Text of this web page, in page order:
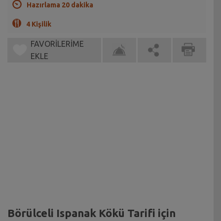
Hazırlama 20 dakika
4 Kişilik
FAVORİLERİME
EKLE
Börülceli Ispanak Kökü Tarifi için